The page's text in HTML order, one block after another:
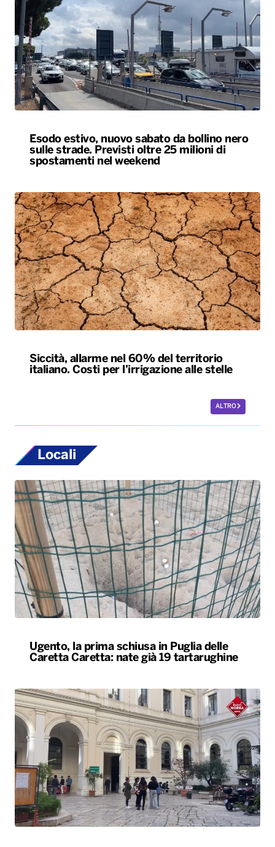
Esodo estivo, nuovo sabato da bollino nero
sulle strade. Previsti oltre 25 milioni di
spostamenti nel weekend
Siccità, allarme nel 60% del territorio
italiano. Costi per l’irrigazione alle stelle
ALTRO
Locali
Ugento, la prima schiusa in Puglia delle
Caretta Caretta: nate già 19 tartarughine